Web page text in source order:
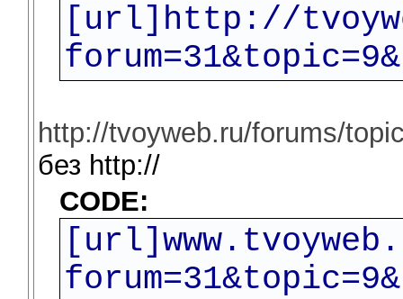
[url]http://
http://tvoyweb.ru/forums/
без http://
CODE: